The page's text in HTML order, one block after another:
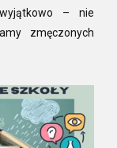
– nie
zmęczonych